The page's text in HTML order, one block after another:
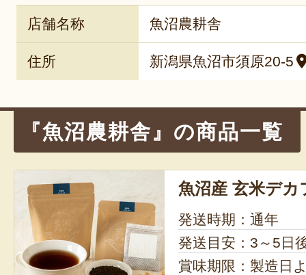
店舗名称 魚沼農耕舎
住所 新潟県魚沼市須原20-5
『魚沼農耕舎』の商品一覧
魚沼産 玄米デカ
発送時期：通年
発送目安：3～5日
賞味期限：製造日より8